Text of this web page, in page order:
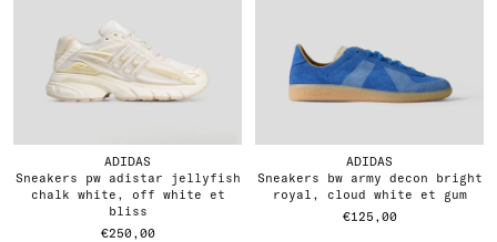
ADIDAS
sneakers pw adistar jellyfish
chalk white, off white et
bliss
€250,00
ADIDAS
sneakers bw army decon bright
royal, cloud white et gum
€125,00